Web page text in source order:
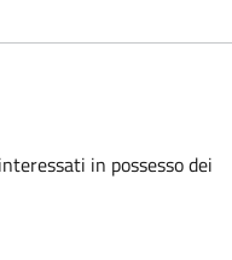
in possesso dei